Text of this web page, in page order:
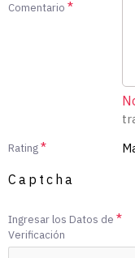
Comentario
Rating
Captcha
Ingresar los Datos de
Verificación